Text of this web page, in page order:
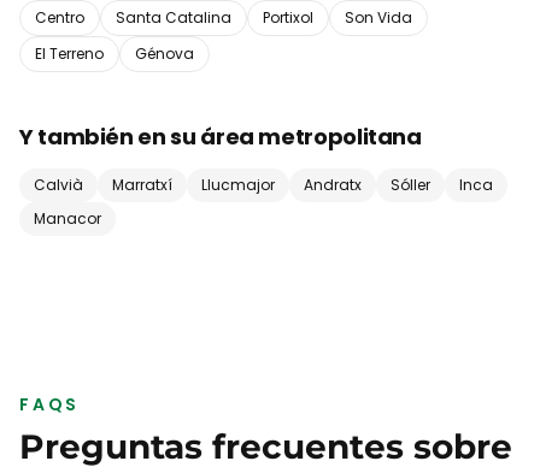
Centro Santa Catalina Portixol
Son Vida
El Terreno
Génova
Y también en su área metropolitana
Calvià Marratxí Llucmajor Andratx Sóller
Inca
Manacor
FAQS
Preguntas frecuentes sobre